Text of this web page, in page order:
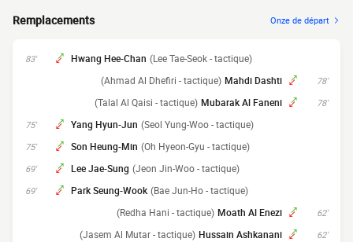
Remplacements Onze de départ
83' Hwang Hee-Chan (Lee Tae-Seok - tactique)
78'
Mahdi Dashti
(Ahmad Al Dhefiri - tactique)
78'
Mubarak Al Faneni
(Talal Al Qaisi - tactique)
75' Yang Hyun-Jun (Seol Yung-Woo - tactique)
75' Son Heung-Min (Oh Hyeon-Gyu - tactique)
69' Lee Jae-Sung (Jeon Jin-Woo - tactique)
69' Park Seung-Wook (Bae Jun-Ho - tactique)
62'
Moath Al Enezi
(Redha Hani - tactique)
62'
Hussain Ashkanani
(Jasem Al Mutar - tactique)